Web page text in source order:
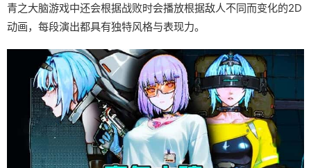
青之大脑游戏中还会根据战败时会播放根据敌人不同而变化的2D
动画，每段演出都具有独特风格与表现力。